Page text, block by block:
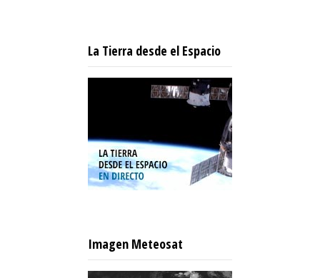
La Tierra desde el Espacio
Imagen Meteosat